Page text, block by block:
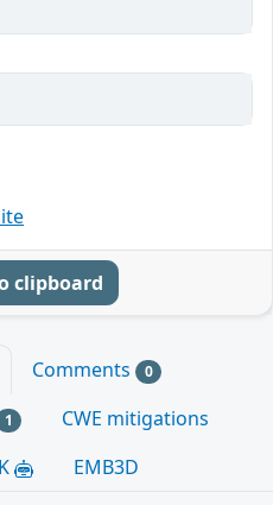
clipboard
Comments 0
1
CWE mitigations
EMB3D